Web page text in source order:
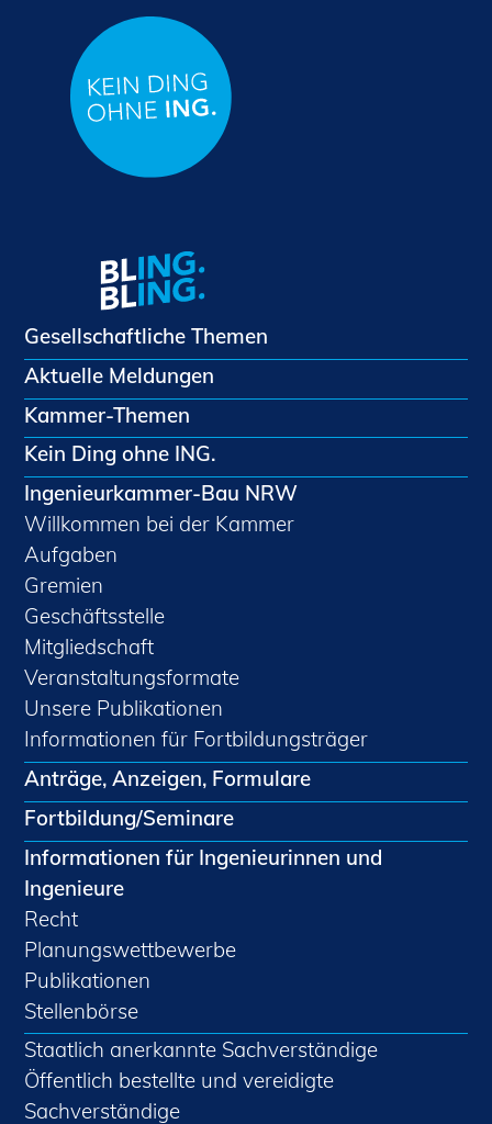
Gesellschaftliche Themen
Aktuelle Meldungen
Kammer-Themen
Kein Ding ohne ING.
Ingenieurkammer-Bau NRW
Willkommen bei der Kammer
Aufgaben
Gremien
Geschäftsstelle
Mitgliedschaft
Veranstaltungsformate
Unsere Publikationen
Informationen für Fortbildungsträger
Anträge, Anzeigen, Formulare
Fortbildung/Seminare
Informationen für Ingenieurinnen und
Ingenieure
Recht
Planungswettbewerbe
Publikationen
Stellenbörse
Staatlich anerkannte Sachverständige
Öffentlich bestellte und vereidigte
Sachverständige